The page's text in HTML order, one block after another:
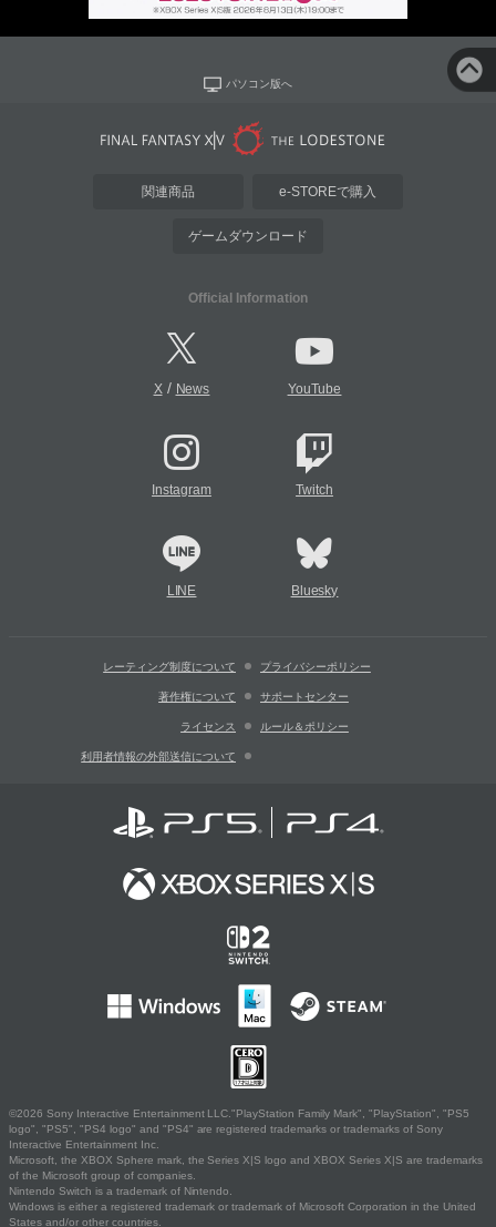
パソコン版へ
関連商品 e-STOREで購入
ゲームダウンロード
Official Information
X/ News YouTube
Instagram Twitch
LINE Bluesky
レーティング制度について プライバシーポリシー
著作権について サポートセンター
ライセンス ルール＆ポリシー
利用者情報の外部送信について
©2026 Sony Interactive Entertainment LLC."PlayStation Family Mark", "PlayStation", "PS5
logo", "PS5", "PS4 logo" and "PS4" are registered trademarks or trademarks of Sony
Interactive Entertainment Inc.
Microsoft, the XBOX Sphere mark, the Series X|S logo and XBOX Series X|S are trademarks
of the Microsoft group of companies.
Nintendo Switch is a trademark of Nintendo.
Windows is either a registered trademark or trademark of Microsoft Corporation in the United
States and/or other countries.